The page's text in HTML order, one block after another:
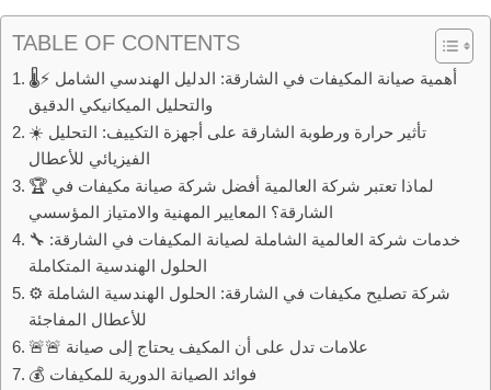
TABLE OF CONTENTS
🌡️⚡ أهمية صيانة المكيفات في الشارقة: الدليل الهندسي الشامل
والتحليل الميكانيكي الدقيق
☀️ تأثير حرارة ورطوبة الشارقة على أجهزة التكييف: التحليل
الفيزيائي للأعطال
🏆 لماذا تعتبر شركة العالمية أفضل شركة صيانة مكيفات في
الشارقة؟ المعايير المهنية والامتياز المؤسسي
🔧 خدمات شركة العالمية الشاملة لصيانة المكيفات في الشارقة:
الحلول الهندسية المتكاملة
⚙️ شركة تصليح مكيفات في الشارقة: الحلول الهندسية الشاملة
للأعطال المفاجئة
🚨🚨 علامات تدل على أن المكيف يحتاج إلى صيانة
💰 فوائد الصيانة الدورية للمكيفات